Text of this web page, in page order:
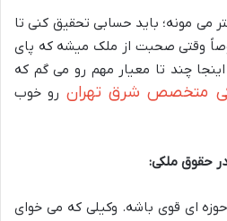
می مونه؛ باید حسابی تحقیق کنی تا
وقتی صحبت از ملک میشه که پای
چند تا معیار مهم رو می گم که
متخصص شرق تهران رو خوب
حقوق ملکی:
ای قوی باشه. وکیلی که می خوای